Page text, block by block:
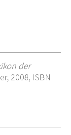
der
2008, ISBN